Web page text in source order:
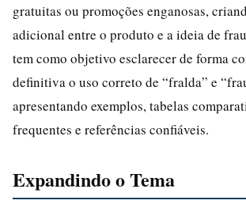
gratuitas ou promoções enganosas,
adicional entre o produto e a ideia de
tem como objetivo esclarecer de forma
definitiva o uso correto de “fralda” e
apresentando exemplos, tabelas
frequentes e referências confiáveis.
Expandindo o Tema